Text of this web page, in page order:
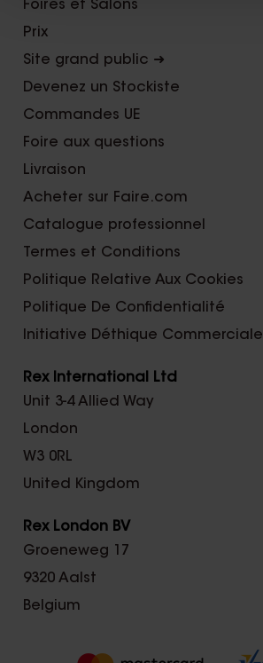
Foires et Salons
Prix
Site grand public ➜
Devenez un Stockiste
Commandes UE
Foire aux questions
Livraison
Acheter sur Faire.com
Catalogue professionnel
Termes et Conditions
Politique Relative Aux Cookies
Politique De Confidentialité
Initiative Déthique Commerciale
Rex International Ltd
Unit 3-4 Allied Way
London
W3 0RL
United Kingdom
Rex London BV
Groeneweg 17
9320 Aalst
Belgium